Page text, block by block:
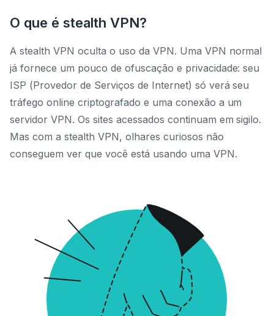
O que é stealth VPN?
A stealth VPN oculta o uso da VPN. Uma VPN normal
já fornece um pouco de ofuscação e privacidade: seu
ISP (Provedor de Serviços de Internet) só verá seu
tráfego online criptografado e uma conexão a um
servidor VPN. Os sites acessados continuam em sigilo.
Mas com a stealth VPN, olhares curiosos não
conseguem ver que você está usando uma VPN.